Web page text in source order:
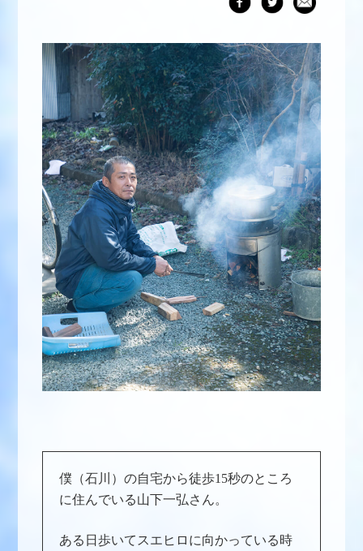
僕（石川）の自宅から徒歩15秒のところ
に住んでいる山下一弘さん。
ある日歩いてスエヒロに向かっている時